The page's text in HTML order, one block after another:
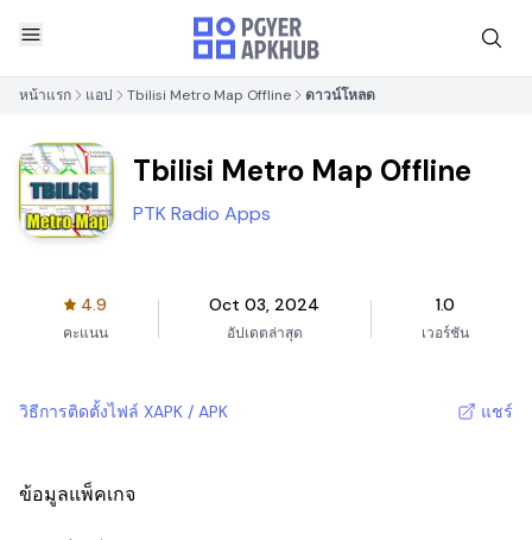
หน้าแรก แอป Tbilisi Metro Map Offline ดาวน์โหลด
Tbilisi Metro Map Offline
PTK Radio Apps
4.9
คะแนน
Oct 03, 2024
อัปเดตล่าสุด
1.0
เวอร์ชัน
วิธีการติดตั้งไฟล์ XAPK / APK แชร์
ข้อมูลแพ็คเกจ